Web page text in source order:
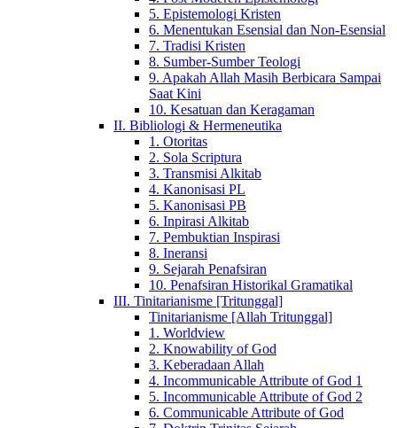
5. Epistemologi Kristen
6. Menentukan Esensial dan Non-Esensial
7. Tradisi Kristen
8. Sumber-Sumber Teologi
9. Apakah Allah Masih Berbicara Sampai
Saat Kini
10. Kesatuan dan Keragaman
II. Bibliologi & Hermeneutika
1. Otoritas
2. Sola Scriptura
3. Transmisi Alkitab
4. Kanonisasi PL
5. Kanonisasi PB
6. Inpirasi Alkitab
7. Pembuktian Inspirasi
8. Ineransi
9. Sejarah Penafsiran
10. Penafsiran Historikal Gramatikal
III. Tinitarianisme [Tritunggal]
Tinitarianisme [Allah Tritunggal]
1. Worldview
2. Knowability of God
3. Keberadaan Allah
4. Incommunicable Attribute of God 1
5. Incommunicable Attribute of God 2
6. Communicable Attribute of God